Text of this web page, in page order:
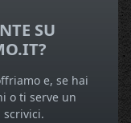
SU
e, se hai
o ti serve un
scrivici.